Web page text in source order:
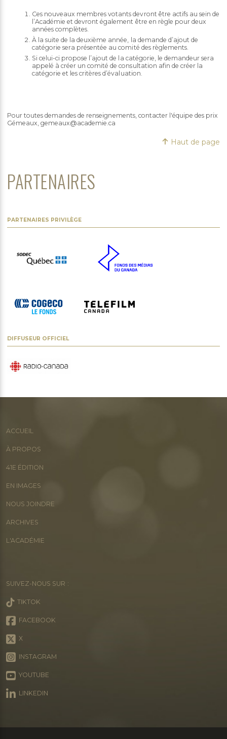
Ces nouveaux membres votants devront être actifs au sein de
l’Académie et devront également être en règle pour deux
années complètes.
À la suite de la deuxième année, la demande d’ajout de
catégorie sera présentée au comité des règlements.
Si celui-ci propose l’ajout de la catégorie, le demandeur sera
appelé à créer un comité de consultation afin de créer la
catégorie et les critères d’évaluation.
Pour toutes demandes de renseignements, contacter l'équipe des prix
Gémeaux, gemeaux@academie.ca
Haut de page
PARTENAIRES
PARTENAIRES PRIVILÈGE
DIFFUSEUR OFFICIEL
ACCUEIL
À PROPOS
41E ÉDITION
EN IMAGES
NOUS JOINDRE
ARCHIVES
L'ACADÉMIE
SUIVEZ-NOUS SUR :
TIKTOK
FACEBOOK
X
INSTAGRAM
YOUTUBE
LINKEDIN